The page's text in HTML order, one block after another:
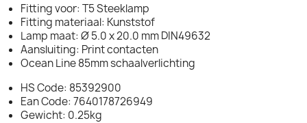
Fitting voor: T5 Steeklamp
Fitting materiaal: Kunststof
Lamp maat: Ø 5.0 x 20.0 mm DIN49632
Aansluiting: Print contacten
Ocean Line 85mm schaalverlichting
HS Code: 85392900
Ean Code: 7640178726949
Gewicht: 0.25kg